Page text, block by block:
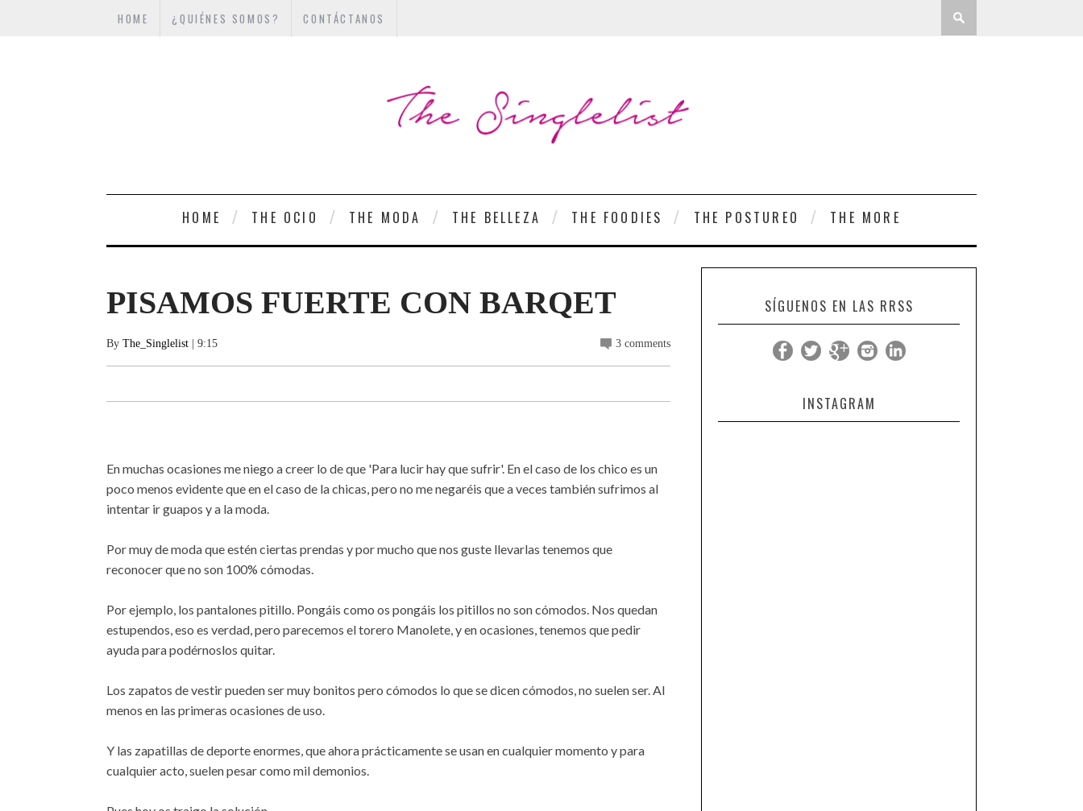
HOME ¿QUIÉNES SOMOS? CONTÁCTANOS
HOME THE OCIO THE MODA THE BELLEZA THE FOODIES THE POSTUREO THE MORE
PISAMOS FUERTE CON BARQET
By The_Singlelist | 9:15 3 comments
En muchas ocasiones me niego a creer lo de que 'Para lucir hay que sufrir'. En el caso de los chico es un
poco menos evidente que en el caso de la chicas, pero no me negaréis que a veces también sufrimos al
intentar ir guapos y a la moda.
Por muy de moda que estén ciertas prendas y por mucho que nos guste llevarlas tenemos que
reconocer que no son 100% cómodas.
Por ejemplo, los pantalones pitillo. Pongáis como os pongáis los pitillos no son cómodos. Nos quedan
estupendos, eso es verdad, pero parecemos el torero Manolete, y en ocasiones, tenemos que pedir
ayuda para podérnoslos quitar.
Los zapatos de vestir pueden ser muy bonitos pero cómodos lo que se dicen cómodos, no suelen ser. Al
menos en las primeras ocasiones de uso.
Y las zapatillas de deporte enormes, que ahora prácticamente se usan en cualquier momento y para
cualquier acto, suelen pesar como mil demonios.
SÍGUENOS EN LAS RRSS
INSTAGRAM